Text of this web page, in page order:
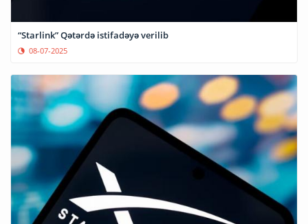
“Starlink” Qətərdə istifadəyə verilib
08-07-2025